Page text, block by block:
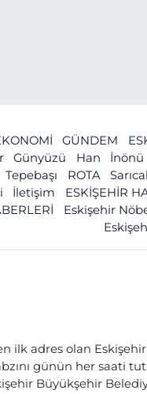
GÜNDEM
Günyüzü Han İnönü
Tepebaşı ROTA
İletişim
ESKİŞEHİR
Eskişehir
ilk adres olan Eskişehir
günün her saati
Büyükşehir